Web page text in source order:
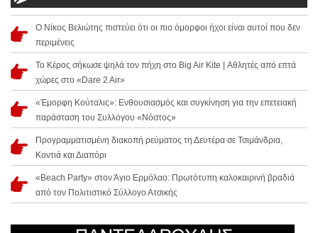
Ο Νίκος Βελιώτης πιστεύει ότι οι πιο όμορφοι ήχοι είναι αυτοί που δεν
περιμένεις
Το Κέρος σήκωσε ψηλά τον πήχη στο Big Air Kite | Αθλητές από επτά
χώρες στο «Dare 2 Air»
«Έμορφη Κούταλις»: Ενθουσιασμός και συγκίνηση για την επετειακή
παράσταση του Συλλόγου «Νόστος»
Προγραμματισμένη διακοπή ρεύματος τη Δευτέρα σε Τσιμάνδρια,
Κοντιά και Διαπόρι
«Beach Party» στον Άγιο Ερμόλαο: Πρωτότυπη καλοκαιρινή βραδιά
από τον Πολιτιστικό Σύλλογο Ατσικής